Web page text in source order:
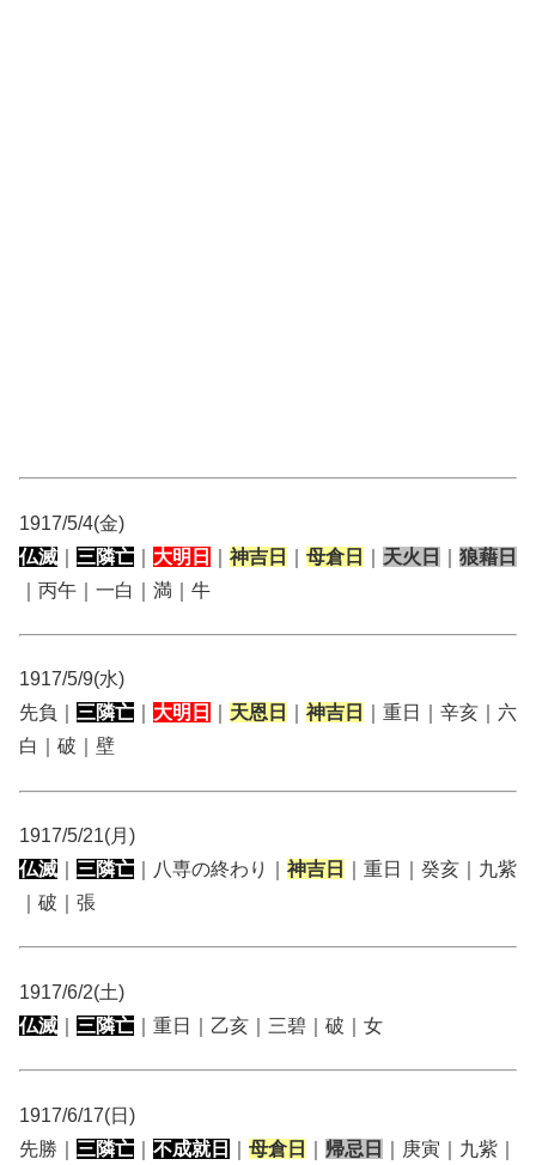
1917/5/4(金)
仏滅
三隣亡 大明日 神吉日 母倉日 天火日
狼藉日
｜丙午｜一白｜満｜牛
1917/5/9(水)
先負｜ 三隣亡 大明日 天恩日 神吉日
｜重日｜辛亥｜六
白｜破｜壁
1917/5/21(月)
仏滅
三隣亡 ｜八専の終わり｜ 神吉日
｜重日｜癸亥｜九紫
｜破｜張
1917/6/2(土)
仏滅
三隣亡 ｜重日｜乙亥｜三碧｜破｜女
1917/6/17(日)
先勝｜ 三隣亡 不成就日 母倉日 帰忌日 ｜庚寅｜九紫｜